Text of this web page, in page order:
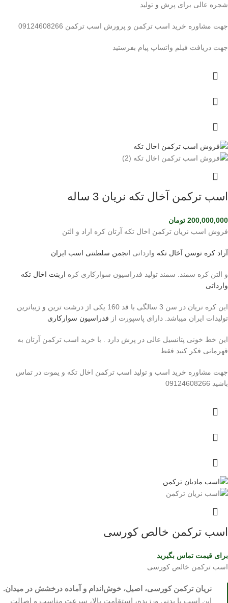
شجره عالی برای پرش و تولید
جهت مشاوره خرید اسب ترکمن و پرورش اسب ترکمن 09124608266
جهت دریافت فیلم واتساپ پیام بفرستید
اسب ترکمن آخال تکه نریان 3 ساله
200,000,000 تومان
فروش اسب نریان ترکمن اخال تکه آرتان کره اراد و التن
آراد کره توسن آخال تکه وارداتی انجمن سلطنتی اسب ایران
و التن کره سمند. سمند تولید فدراسیون سوارکاری کره اربنت اخال تکه
وارداتی
این کره نریان در سن 3 سالگی با قد 160 یکی از درشت ترین و زیباترین
تولیدات ایران میباشد. دارای پاسپورت از فدراسیون سوارکاری
این خط خونی پتانسیل عالی در پرش دارد . با خرید اسب ترکمن آرتان به
قهرمانی فکر کنید فقط
جهت مشاوره خرید اسب و تولید اسب ترکمن اخال تکه و یموت در تماس
باشید 09124608266
اسب ترکمن خالص کورسی
برای قیمت تماس بگیرید
اسب ترکمن خالص کورسی
نریان ترکمن کورسی، اصیل، خوش‌اندام و آماده درخشش در میدان.
این اسب با بدنی ورزیده، استقامت بالا، سرعت مناسب و اصالت